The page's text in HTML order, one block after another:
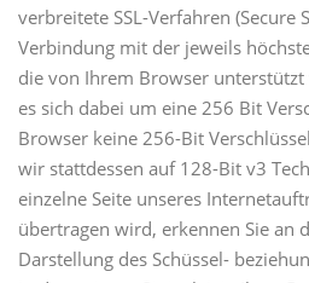
verbreitete SSL-Verfahren (Secure
Verbindung mit der jeweils
die von Ihrem Browser
es sich dabei um eine 256 Bit
Browser keine 256-Bit
wir stattdessen auf 128-Bit v3
einzelne Seite unseres
übertragen wird, erkennen Sie an
Darstellung des Schüssel-